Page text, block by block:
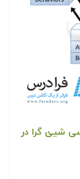
شیئ گرا در